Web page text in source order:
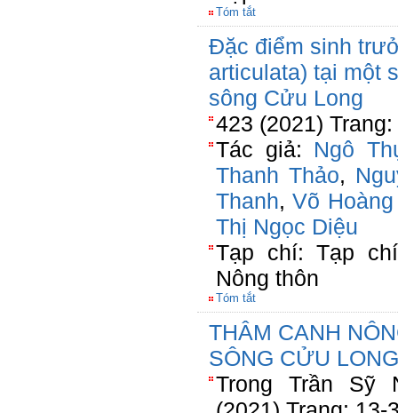
Tóm tắt
Đặc điểm sinh
articulata) tại một
sông Cửu Long
423 (2021)
Tác giả: Ngô
Thanh Thảo,
Thanh,Võ
Thị Ngọc Diệu
Tạp chí: Tạp
Nông thôn
Tóm tắt
THÂM CANH
SÔNG CỬU LONG
Trong Trần Sỹ